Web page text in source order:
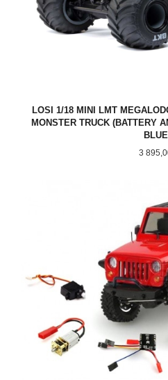
LOSI 1/18 MINI LMT
MONSTER TRUCK (BATTERY
BLUE
Pris
3